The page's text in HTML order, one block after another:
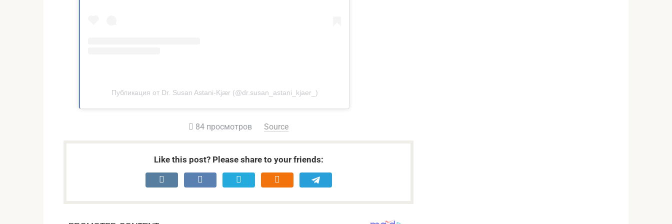
Публикация от Dr. Susan Astani-Kjær (@dr.susan_astani_kjaer_)
84 просмотров Source
Like this post? Please share to your friends: